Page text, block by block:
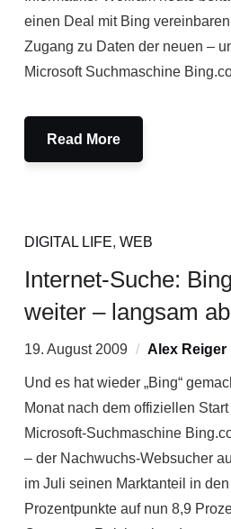
einen Deal mit Bing
Zugang zu Daten der neuen –
Microsoft Suchmaschine
Read More
DIGITAL LIFE, WEB
Internet-Suche:
weiter – langsam
19. August 2009 Alex Reiger
Und es hat wieder „Bing“
Monat nach dem offiziellen
Microsoft-Suchmaschine
– der Nachwuchs-Websucher
im Juli seinen Marktanteil in
Prozentpunkte auf nun 8,9